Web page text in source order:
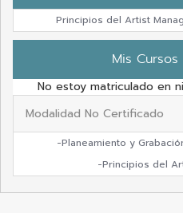
Principios del Artist
Mis
No estoy matriculado en
Modalidad No Certificado
-Planeamiento y
-Principios del